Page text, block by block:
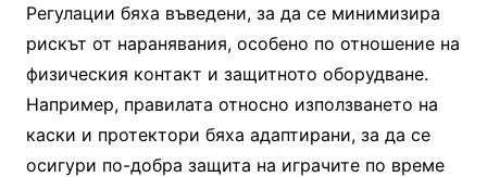
Регулации бяха въведени, за да се минимизира
рискът от наранявания, особено по отношение на
физическия контакт и защитното оборудване.
Например, правилата относно използването на
каски и протектори бяха адаптирани, за да се
осигури по-добра защита на играчите по време